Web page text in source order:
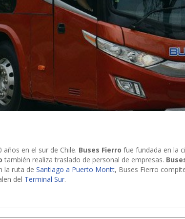
en el sur de Chile. Buses Fierro fue fundada en la
también realiza traslado de personal de empresas.
la ruta de Santiago a Puerto Montt, Buses Fierro
del Terminal Sur.